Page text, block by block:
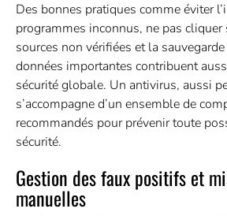
Des bonnes pratiques comme éviter
programmes inconnus, ne pas
sources non vérifiées et la
données importantes contribuent
sécurité globale. Un antivirus, aussi
s’accompagne d’un ensemble de
recommandés pour prévenir toute
sécurité.
Gestion des faux positifs et
manuelles